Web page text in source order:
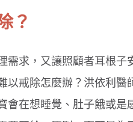
？
需求，又讓照顧者耳根
以戒除怎麼辦？洪依利
會在想睡覺、肚子餓或